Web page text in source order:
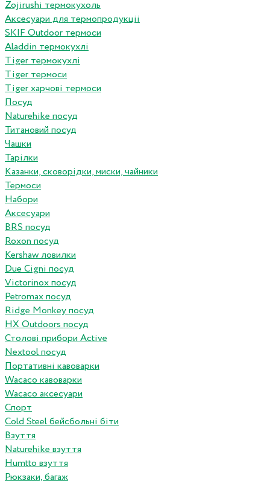
Zojirushi термокухоль
Аксесуари для термопродукціі
SKIF Outdoor термоси
Aladdin термокухлі
Tiger термокухлі
Tiger термоси
Tiger харчові термоси
Посуд
Naturehike посуд
Титановий посуд
Чашки
Тарілки
Казанки, сковорідки, миски, чайники
Термоси
Набори
Аксесуари
BRS посуд
Roxon посуд
Kershaw ловилки
Due Cigni посуд
Victorinox посуд
Petromax посуд
Ridge Monkey посуд
HX Outdoors посуд
Столові прибори Active
Nextool посуд
Портативні кавоварки
Wacaco кавоварки
Wacaco аксесуари
Спорт
Cold Steel бейсбольні біти
Взуття
Naturehike взуття
Humtto взуття
Рюкзаки, багаж